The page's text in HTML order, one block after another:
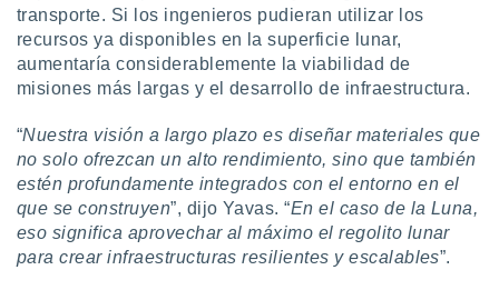
transporte. Si los ingenieros pudieran utilizar los
recursos ya disponibles en la superficie lunar,
aumentaría considerablemente la viabilidad de
misiones más largas y el desarrollo de infraestructura.
“Nuestra visión a largo plazo es diseñar materiales que
no solo ofrezcan un alto rendimiento, sino que también
estén profundamente integrados con el entorno en el
que se construyen”, dijo Yavas. “En el caso de la Luna,
eso significa aprovechar al máximo el regolito lunar
para crear infraestructuras resilientes y escalables”.